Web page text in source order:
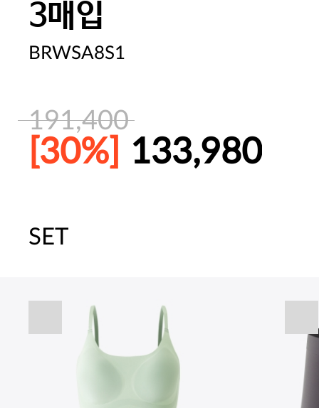
3매입
BRWSA8S1
191,400
[30%] 133,980
주말특가 20%(8.7~8.9)/5만원 이
[썸머블프] 2만원 할인 쿠폰(8.1~31)
속옷 교체 10% 쿠폰(8.1~31)/7만
SET